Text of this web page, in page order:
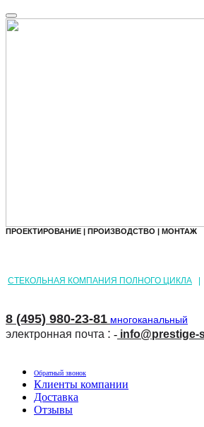
ПРОЕКТИРОВАНИЕ | ПРОИЗВОДСТВО | МОНТАЖ
СТЕКОЛЬНАЯ КОМПАНИЯ ПОЛНОГО ЦИКЛА
8 (495) 980-23-81 многоканальный
электронная почта : - info@prestige-
Обратный звонок
Клиенты компании
Доставка
Отзывы